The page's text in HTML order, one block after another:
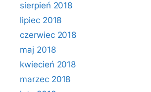
sierpień 2018
lipiec 2018
czerwiec 2018
maj 2018
kwiecień 2018
marzec 2018